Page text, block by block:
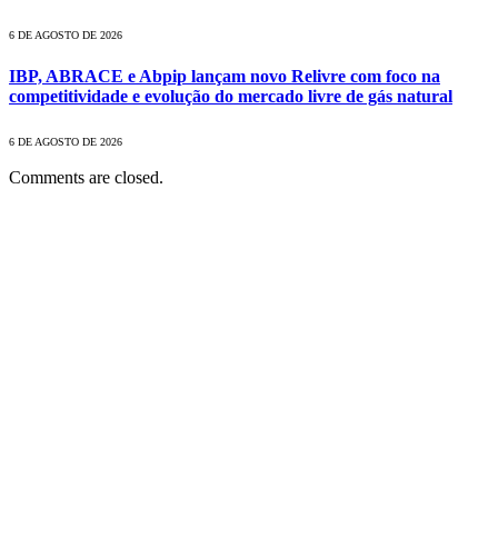
6 DE AGOSTO DE 2026
IBP, ABRACE e Abpip lançam novo Relivre com foco na
competitividade e evolução do mercado livre de gás natural
6 DE AGOSTO DE 2026
Comments are closed.